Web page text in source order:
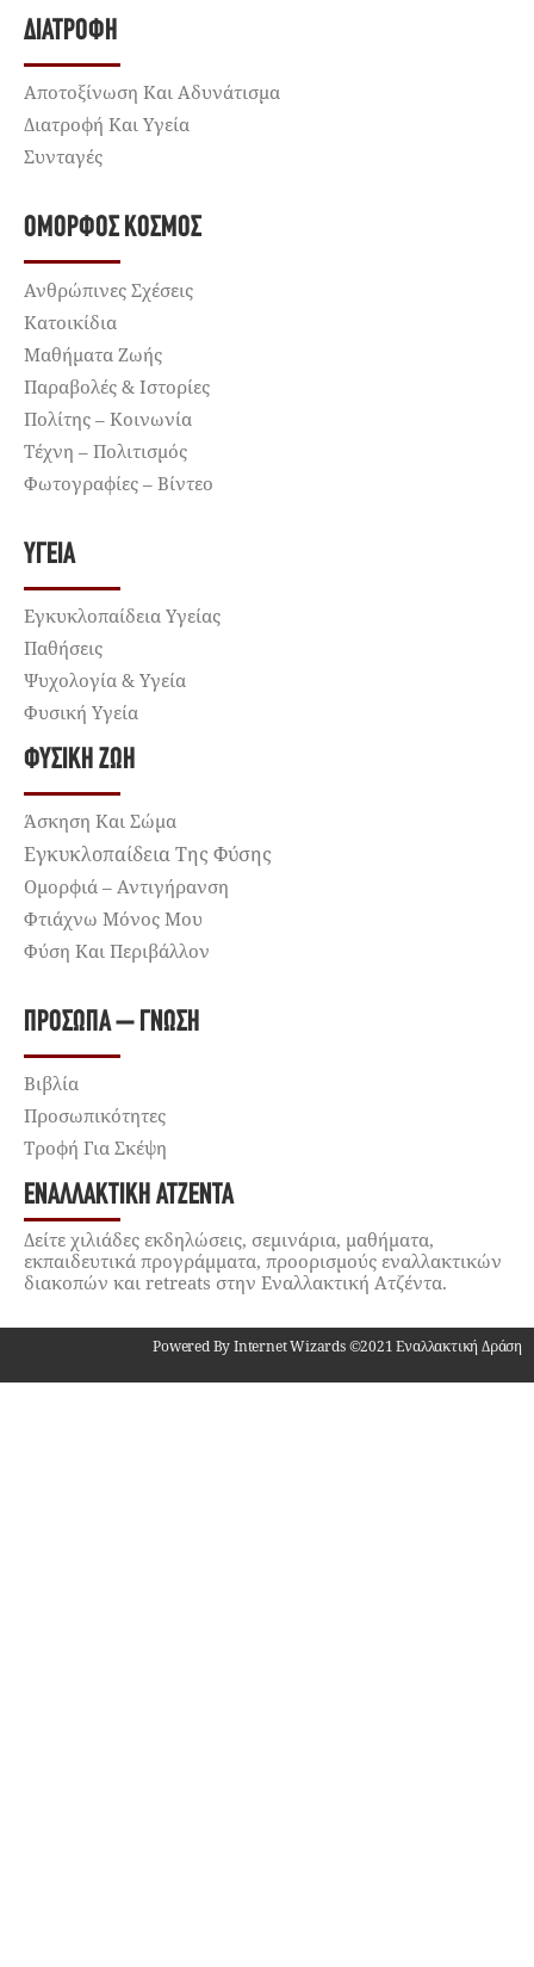
ΔΙΑΤΡΟΦΉ
Αποτοξίνωση Και Αδυνάτισμα
Διατροφή Και Υγεία
Συνταγές
ΌΜΟΡΦΟΣ ΚΌΣΜΟΣ
Ανθρώπινες Σχέσεις
Κατοικίδια
Μαθήματα Ζωής
Παραβολές & Ιστορίες
Πολίτης – Κοινωνία
Τέχνη – Πολιτισμός
Φωτογραφίες – Βίντεο
ΥΓΕΊΑ
Εγκυκλοπαίδεια Υγείας
Παθήσεις
Ψυχολογία & Υγεία
Φυσική Υγεία
ΦΥΣΙΚΉ ΖΩΉ
Άσκηση Και Σώμα
Εγκυκλοπαίδεια Της Φύσης
Ομορφιά – Αντιγήρανση
Φτιάχνω Μόνος Μου
Φύση Και Περιβάλλον
ΠΡΌΣΩΠΑ – ΓΝΏΣΗ
Βιβλία
Προσωπικότητες
Τροφή Για Σκέψη
ΕΝΑΛΛΑΚΤΙΚΉ ΑΤΖΈΝΤΑ
Δείτε χιλιάδες εκδηλώσεις, σεμινάρια, μαθήματα,
εκπαιδευτικά προγράμματα, προορισμούς εναλλακτικών
διακοπών και retreats στην Εναλλακτική Ατζέντα.
Powered By Internet Wizards ©2021 Εναλλακτική Δράση